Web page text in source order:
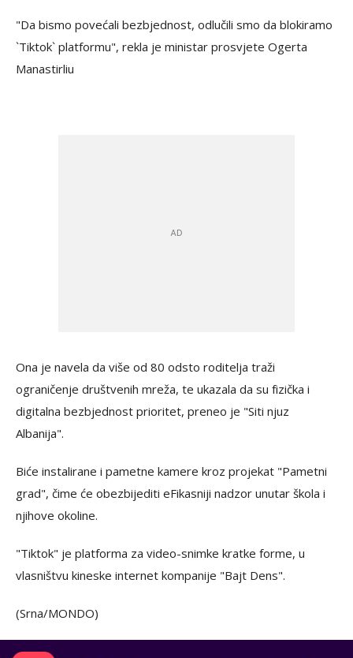
"Da bismo povećali bezbjednost, odlučili smo da blokiramo
`Tiktok` platformu", rekla je ministar prosvjete Ogerta
Manastirliu
Ona je navela da više od 80 odsto roditelja traži
ograničenje društvenih mreža, te ukazala da su fizička i
digitalna bezbjednost prioritet, preneo je "Siti njuz
Albanija".
Biće instalirane i pametne kamere kroz projekat "Pametni
grad", čime će obezbijediti eFikasniji nadzor unutar škola i
njihove okoline.
"Tiktok" je platforma za video-snimke kratke forme, u
vlasništvu kineske internet kompanije "Bajt Dens".
(Srna/MONDO)